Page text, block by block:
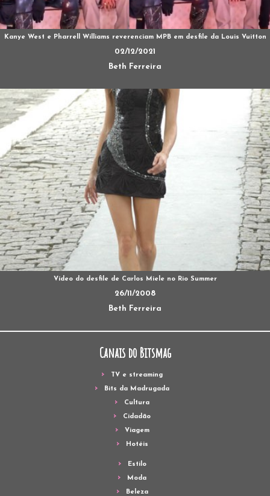
Kanye West e Pharrell Williams reverenciam MPB em desfile da Louis Vuitton
02/12/2021
Beth Ferreira
Vídeo do desfile de Carlos Miele no Rio Summer
26/11/2008
Beth Ferreira
Canais do Bitsmag
TV e streaming
Bits da Madrugada
Cultura
Cidadão
Viagem
Hotéis
Estilo
Moda
Beleza